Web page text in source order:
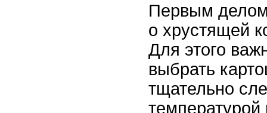
Первым делом
о хрустящей
Для этого
выбрать
тщательно